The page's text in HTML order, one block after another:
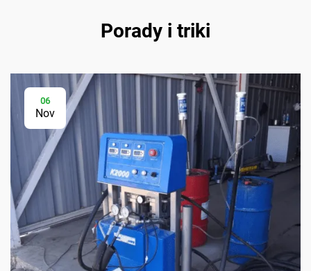
Porady i triki
06
Nov